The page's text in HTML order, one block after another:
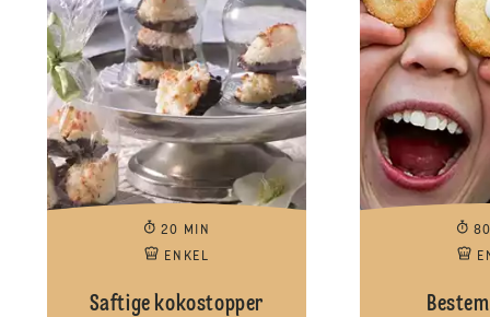
20 MIN
ENKEL
Saftige kokostopper